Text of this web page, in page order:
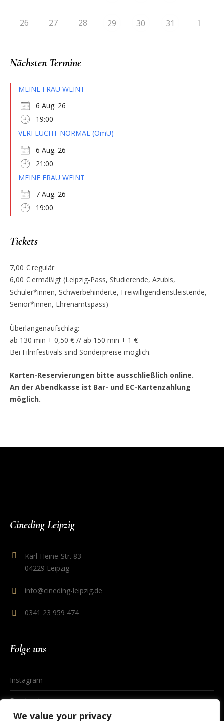
We value your privacy
26 27 28 29 30 31 1
Nächsten Termine
MEINE FRAU WEINT
6 Aug. 26
19:00
VERFLUCHT NORMAL (OmU)
6 Aug. 26
21:00
MEINE FRAU WEINT
7 Aug. 26
19:00
Tickets
7,00 € regulär
6,00 € ermäßigt (Leipzig-Pass, Studierende, Azubis,
Schüler*innen, Schwerbehinderte, Freiwilligendienstleistende,
Senior*innen, Ehrenamtspass)
Überlängenaufschlag:
ab 130 min + 0,50 € // ab 150 min + 1 €
Bei Filmfestivals sind Sonderpreise möglich.
Karten-Reservierungen bitte ausschließlich online.
An der Abendkasse ist Bar- und EC-Kartenzahlung
möglich.
Cineding Leipzig
Karl-Heine-Str. 83
04229 Leipzig
info@cineding-leipzig.de
0341 23 959 474
Folge uns
Instagram
Facebook